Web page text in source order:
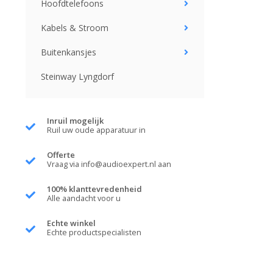
Hoofdtelefoons
Kabels & Stroom
Buitenkansjes
Steinway Lyngdorf
Inruil mogelijk
Ruil uw oude apparatuur in
Offerte
Vraag via info@audioexpert.nl aan
100% klanttevredenheid
Alle aandacht voor u
Echte winkel
Echte productspecialisten